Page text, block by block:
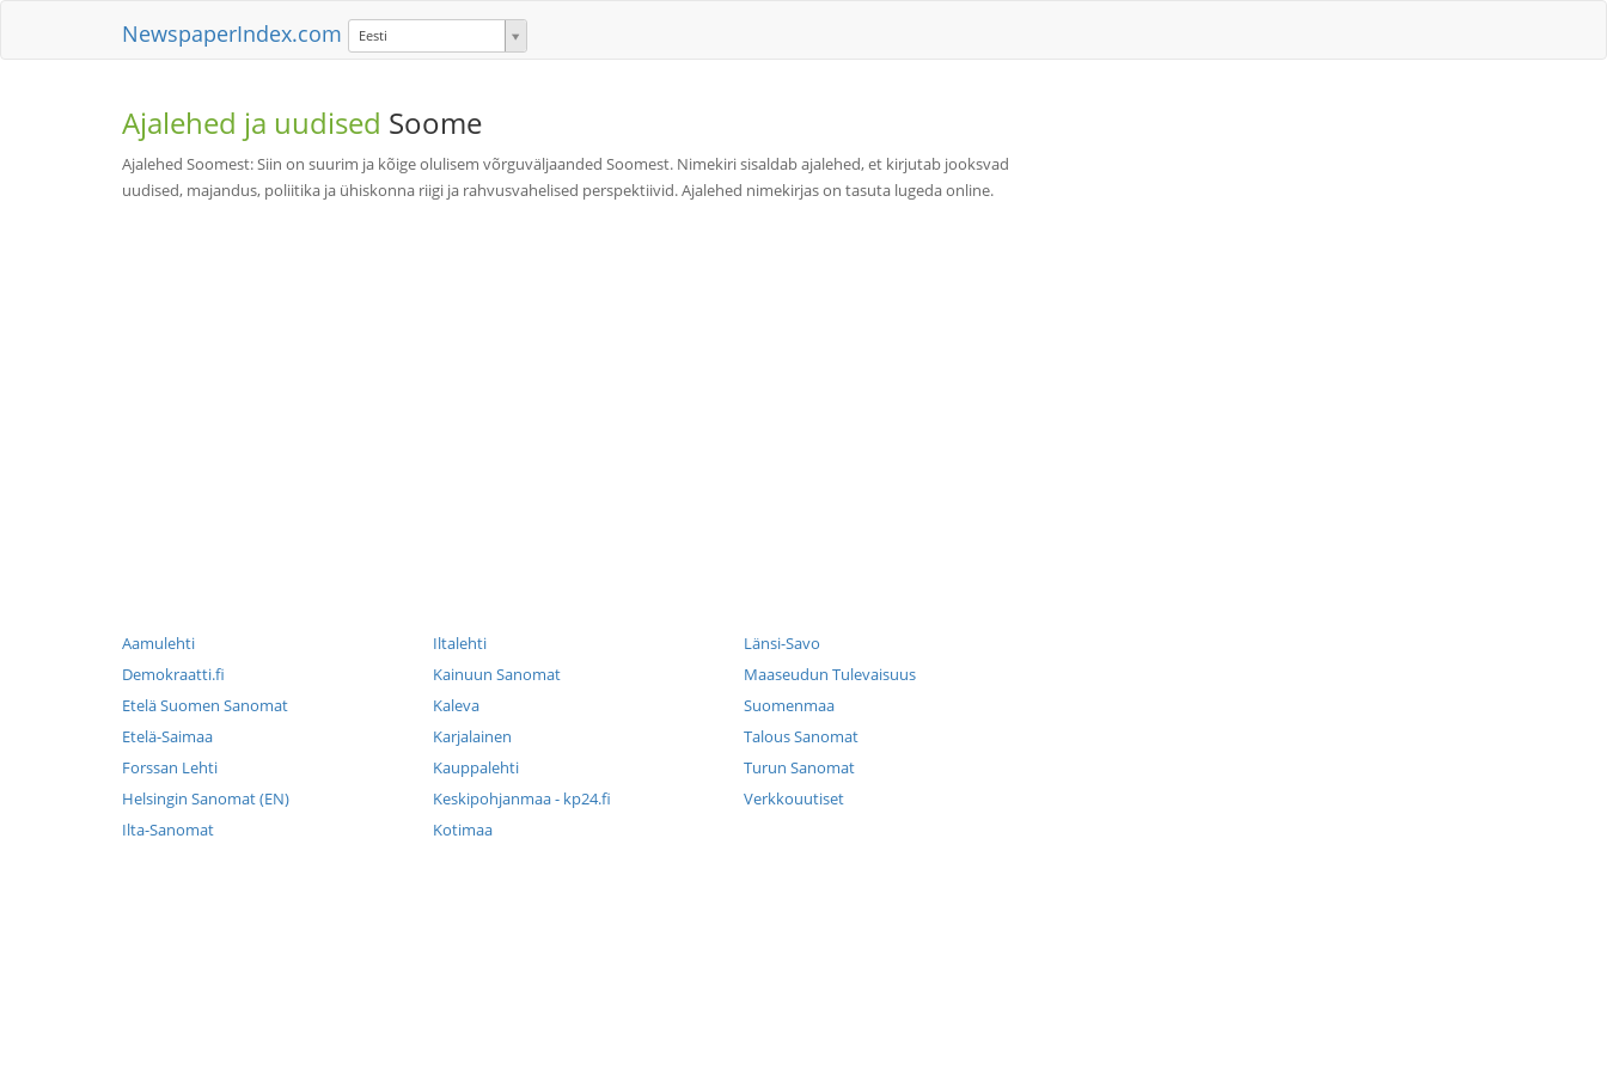
NewspaperIndex.com Eesti
Ajalehed ja uudised Soome
Ajalehed Soomest: Siin on suurim ja kõige olulisem võrguväljaanded Soomest. Nimekiri sisaldab ajalehed, et kirjutab jooksvad
uudised, majandus, poliitika ja ühiskonna riigi ja rahvusvahelised perspektiivid. Ajalehed nimekirjas on tasuta lugeda online.
Aamulehti
Demokraatti.fi
Etelä Suomen Sanomat
Etelä-Saimaa
Forssan Lehti
Helsingin Sanomat (EN)
Ilta-Sanomat
Iltalehti
Kainuun Sanomat
Kaleva
Karjalainen
Kauppalehti
Keskipohjanmaa - kp24.fi
Kotimaa
Länsi-Savo
Maaseudun Tulevaisuus
Suomenmaa
Talous Sanomat
Turun Sanomat
Verkkouutiset